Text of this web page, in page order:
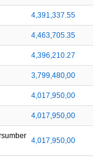
4,391,337.55
4,463,705.35
4,396,210.27
3,799,480,00
4,017,950,00
4,017,950,00
4,017,950,00